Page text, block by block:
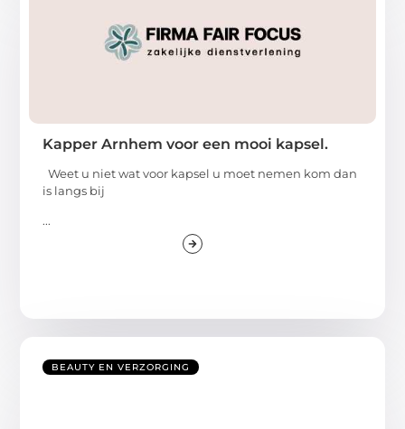
Kapper Arnhem voor een mooi kapsel.
Weet u niet wat voor kapsel u moet nemen kom dan
is langs bij
...
BEAUTY EN VERZORGING